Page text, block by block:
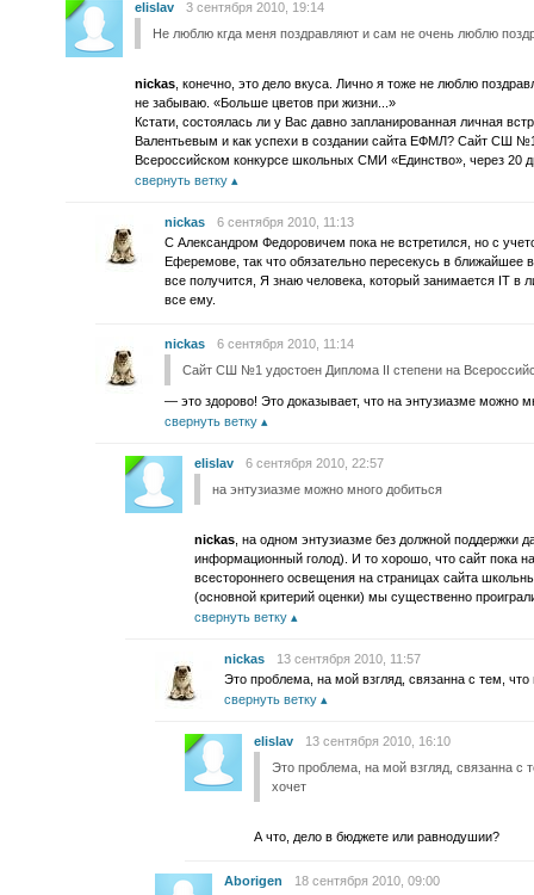
elislav
3 сентября 2010, 19:14
Не люблю кгда меня поздравляют и сам не очень люблю
nickas , конечно, это дело вкуса. Лично я тоже не люблю
не забываю. «Больше цветов при жизни...»
Кстати, состоялась ли у Вас давно запланированная личная
Валентьевым и как успехи в создании сайта ЕФМЛ? Сайт СШ
Всероссийском конкурсе школьных СМИ «Единство», через 20
свернуть ветку
nickas
6 сентября 2010, 11:13
С Александром Федоровичем пока не встретился, но с
Еферемове, так что обязательно пересекусь в
все получится, Я знаю человека, который занимается IT
все ему.
nickas
6 сентября 2010, 11:14
Сайт СШ №1 удостоен Диплома II степени на
— это здорово! Это доказывает, что на энтузиазме можно
свернуть ветку
elislav
6 сентября 2010, 22:57
на энтузиазме можно много добиться
nickas , на одном энтузиазме без должной поддержки
информационный голод). И то хорошо, что сайт пока
всестороннего освещения на страницах сайта
(основной критерий оценки) мы существенно
свернуть ветку
nickas
13 сентября 2010, 11:57
Это проблема, на мой взгляд, связанна с тем, что
свернуть ветку
elislav
13 сентября 2010, 16:10
Это проблема, на мой взгляд, связанна с
хочет
А что, дело в бюджете или равнодушии?
Aborigen
18 сентября 2010, 09:00